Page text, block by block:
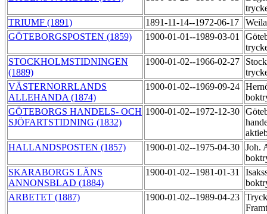
TRIUMF (1891)
1891-11-14--1972-06-17
GÖTEBORGSPOSTEN (1859)
1900-01-01--1989-03-01
STOCKHOLMSTIDNINGEN
(1889)
1900-01-02--1966-02-27
VÄSTERNORRLANDS
ALLEHANDA (1874)
1900-01-02--1969-09-24
GÖTEBORGS HANDELS- OCH
SJÖFARTSTIDNING (1832)
1900-01-02--1972-12-30
HALLANDSPOSTEN (1857)
1900-01-02--1975-04-30 Joh.
SKARABORGS LÄNS
ANNONSBLAD (1884)
1900-01-02--1981-01-31
ARBETET (1887)
1900-01-02--1989-04-23